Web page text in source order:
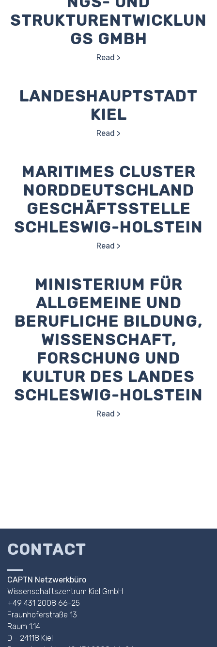
STRUKTURENTWICKLUN
GS GMBH
Read
LANDESHAUPTSTADT
KIEL
Read
MARITIMES CLUSTER
NORDDEUTSCHLAND
GESCHÄFTSSTELLE
SCHLESWIG-HOLSTEIN
Read
MINISTERIUM FÜR
ALLGEMEINE UND
BERUFLICHE BILDUNG,
WISSENSCHAFT,
FORSCHUNG UND
KULTUR DES LANDES
SCHLESWIG-HOLSTEIN
Read
CONTACT
CAPTN Netzwerkbüro
Wissenschaftszentrum Kiel GmbH
+49 431 2008 66-25
Fraunhoferstraße 13
Raum 1.14
D - 24118 Kiel